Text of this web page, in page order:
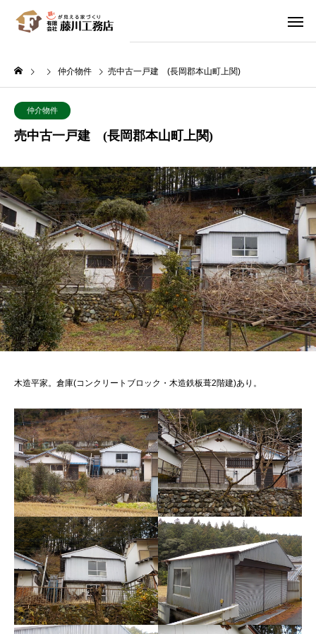
仲介物件 売中古一戸建 (長岡郡本山町上関)
仲介物件
売中古一戸建 (長岡郡本山町上関)
木造平家。倉庫(コンクリートブロック・木造鉄板葺2階建)あり。